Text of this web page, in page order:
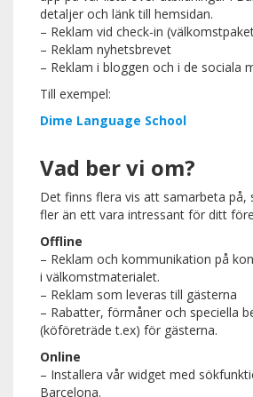
detaljer och länk till hemsidan.
– Reklam vid check-in
– Reklam nyhetsbrevet
– Reklam i bloggen och i de sociala
Till exempel:
Dime Language School
Vad ber vi om?
Det finns flera vis att samarbeta på,
fler än ett vara intressant för ditt
Offline
– Reklam och kommunikation på
i välkomstmaterialet.
– Reklam som leveras till gästerna
– Rabatter, förmåner och speciella
(köföreträde t.ex) för gästerna.
Online
– Installera vår widget med
Barcelona.